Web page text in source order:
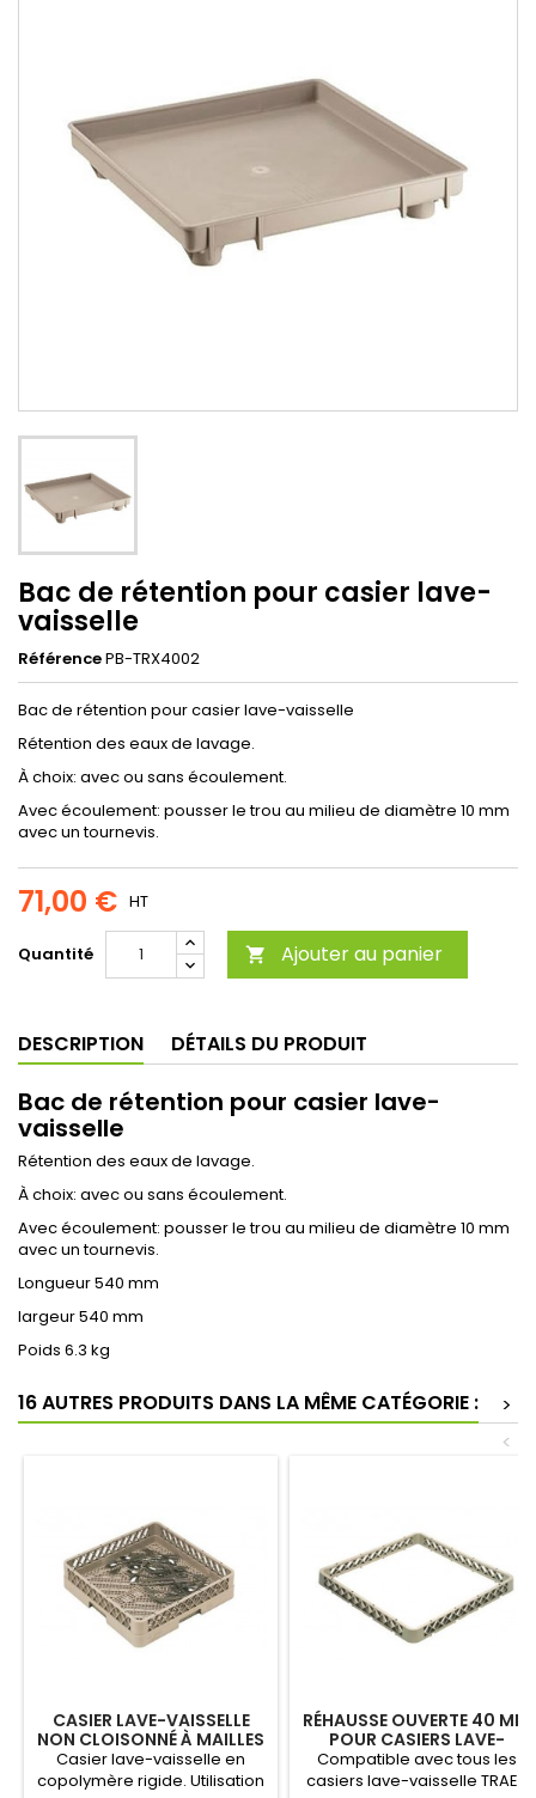
Bac de rétention pour casier lave-
vaisselle
RéférencePB-TRX4002
Bac de rétention pour casier lave-vaisselle
Rétention des eaux de lavage.
À choix: avec ou sans écoulement.
Avec écoulement: pousser le trou au milieu de diamètre 10 mm
avec un tournevis.
71,00 € HT
Quantité  Ajouter au panier
DESCRIPTION DÉTAILS DU PRODUIT
Bac de rétention pour casier lave-
vaisselle
Rétention des eaux de lavage.
À choix: avec ou sans écoulement.
Avec écoulement: pousser le trou au milieu de diamètre 10 mm
avec un tournevis.
Longueur 540 mm
largeur 540 mm
Poids 6.3 kg
16 AUTRES PRODUITS DANS LA MÊME CATÉGORIE :
>
<
CASIER LAVE-VAISSELLE
NON CLOISONNÉ À MAILLES
FINES
Casier lave-vaisselle en
copolymère rigide. Utilisation
RÉHAUSSE OUVERTE 40 MM
POUR CASIERS LAVE-
VAISSELLE
Compatible avec tous les
casiers lave-vaisselle TRAEX